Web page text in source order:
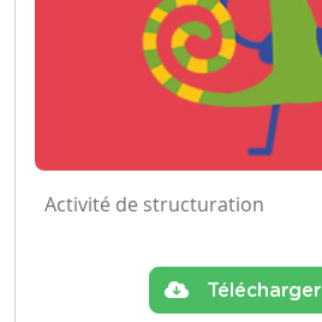
Activité de structuration
Télécharger